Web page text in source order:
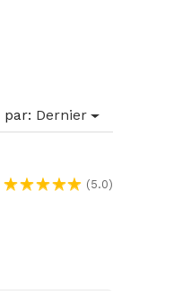
par: Dernier
(5.0)